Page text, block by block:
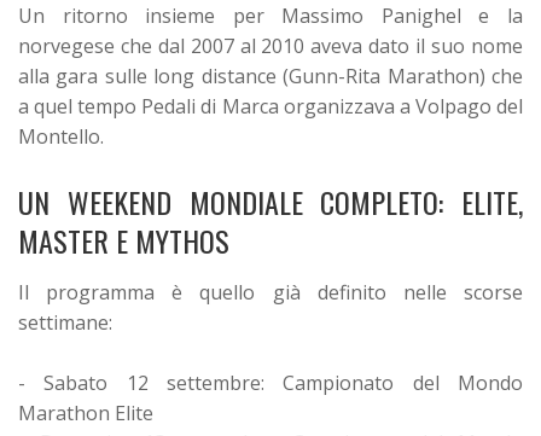
Un ritorno insieme per Massimo Panighel e la
norvegese che dal 2007 al 2010 aveva dato il suo nome
alla gara sulle long distance (Gunn-Rita Marathon) che
a quel tempo Pedali di Marca organizzava a Volpago del
Montello.
UN WEEKEND MONDIALE COMPLETO: ELITE,
MASTER E MYTHOS
Il programma è quello già definito nelle scorse
settimane:
- Sabato 12 settembre: Campionato del Mondo
Marathon Elite